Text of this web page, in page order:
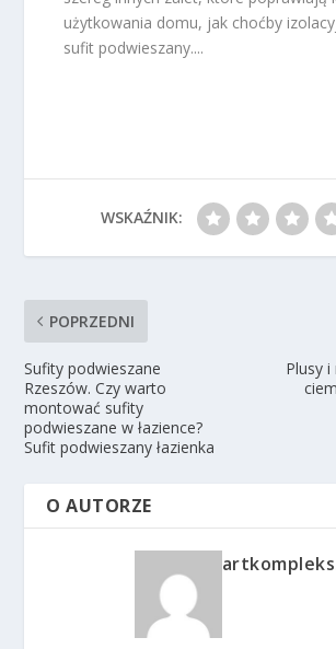
użytkowania domu, jak choćby
sufit podwieszany....
WSKAŹNIK:
POPRZEDNI
Sufity podwieszane
Rzeszów. Czy warto
montować sufity
podwieszane w łazience?
Sufit podwieszany łazienka
Plusy
O AUTORZE